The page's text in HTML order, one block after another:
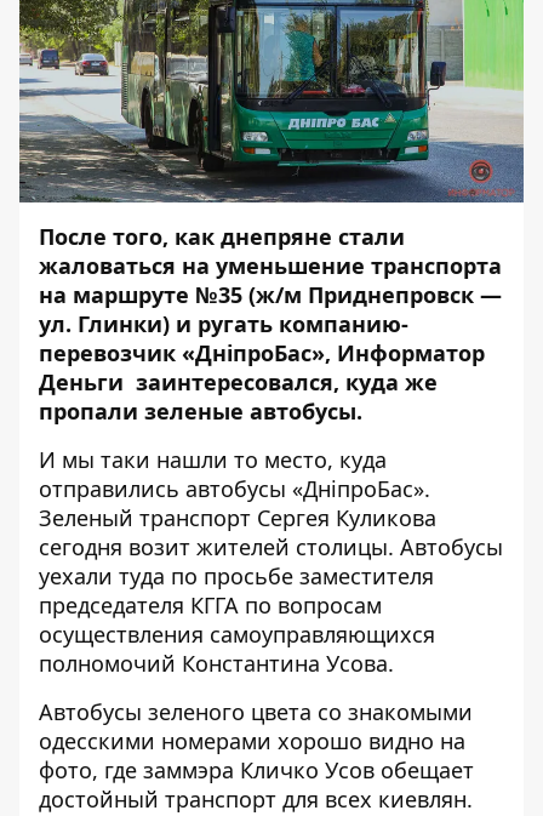
После того, как днепряне стали
жаловаться на уменьшение транспорта
на маршруте №35 (ж/м Приднепровск —
ул. Глинки) и ругать компанию-
перевозчик «ДніпроБас», Информатор
Деньги заинтересовался, куда же
пропали зеленые автобусы.
И мы таки нашли то место, куда
отправились автобусы «ДніпроБас».
Зеленый транспорт Сергея Куликова
сегодня возит жителей столицы. Автобусы
уехали туда по просьбе заместителя
председателя КГГА по вопросам
осуществления самоуправляющихся
полномочий Константина Усова.
Автобусы зеленого цвета со знакомыми
одесскими номерами хорошо видно на
фото, где заммэра Кличко Усов обещает
достойный транспорт для всех киевлян.